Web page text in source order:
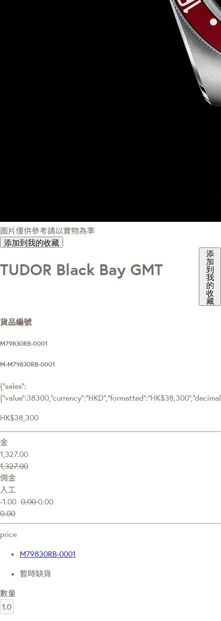
圖片僅供參考請以實物為準
添加到我的收藏
TUDOR Black Bay GMT
添
加
到
我
的
收
藏
貨品編號
M79830RB-0001
M-M79830RB-0001
{"sales":
HK$38,300
金
1,327.00
1,327.00
佣金
人工
-1.00 0.000.00
0.00
price
M79830RB-0001
暫時缺貨
數量